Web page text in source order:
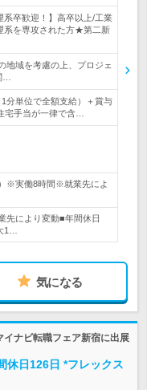
系卒歓迎！】高卒以上/工業
系を専攻された方★第二新
域を考慮の上、プロジェ
…
分単位で全額支給）＋賞与
宅手当が一律で含…
※実働8時間※就業先によ
先により変動■年間休日
1…
気になる
ナビ転職フェア新宿に出展
休日126日 *フレックス